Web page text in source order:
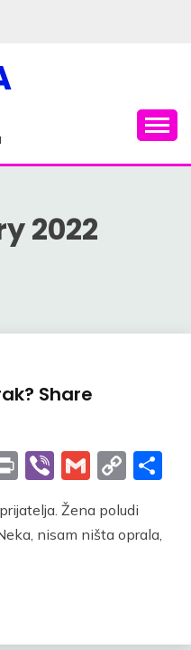
2022
Share
PrintViberGmail
Link
Žena poludi
nisam ništa oprala,